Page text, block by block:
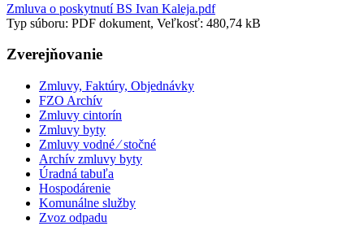
Zmluva o poskytnutí BS Ivan Kaleja.pdf
Typ súboru: PDF dokument, Veľkosť: 480,74 kB
Zverejňovanie
Zmluvy, Faktúry, Objednávky
FZO Archív
Zmluvy cintorín
Zmluvy byty
Zmluvy vodné ⁄ stočné
Archív zmluvy byty
Úradná tabuľa
Hospodárenie
Komunálne služby
Zvoz odpadu